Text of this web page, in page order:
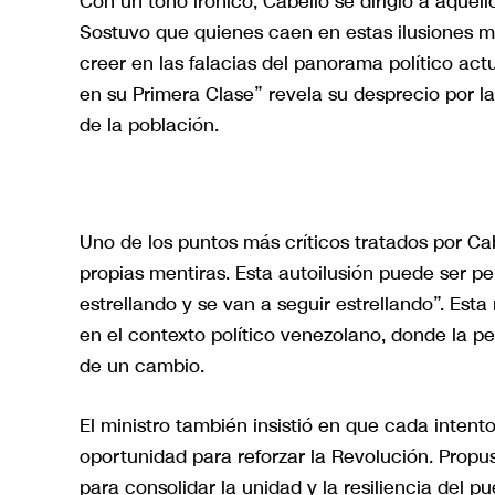
Sostuvo que quienes caen en estas ilusiones
creer en las falacias del panorama político
en su Primera Clase” revela su desprecio por
de la población.
Uno de los puntos más críticos tratados por
propias mentiras. Esta autoilusión puede ser
estrellando y se van a seguir estrellando”.
en el contexto político venezolano, donde la
de un cambio.
El ministro también insistió en que cada
oportunidad para reforzar la Revolución.
para consolidar la unidad y la resiliencia del